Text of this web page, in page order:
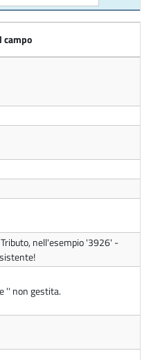
campo
nell'esempio '3926' -
'' non gestita.